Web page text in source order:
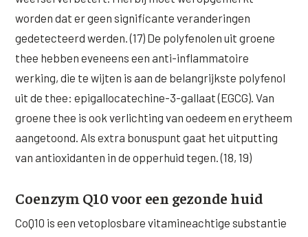
worden dat er geen significante veranderingen
gedetecteerd werden. (17) De polyfenolen uit groene
thee hebben eveneens een anti-inflammatoire
werking, die te wijten is aan de belangrijkste polyfenol
uit de thee: epigallocatechine-3-gallaat (EGCG). Van
groene thee is ook verlichting van oedeem en erytheem
aangetoond. Als extra bonuspunt gaat het uitputting
van antioxidanten in de opperhuid tegen. (18, 19)
Coenzym Q10 voor een gezonde huid
CoQ10 is een vetoplosbare vitamineachtige substantie